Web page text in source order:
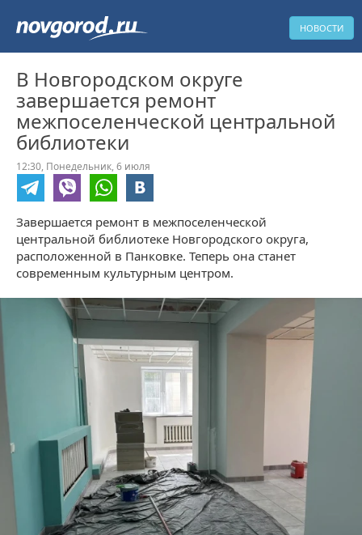
НОВОСТИ
В Новгородском округе
завершается ремонт
межпоселенческой центральной
библиотеки
12:30, Понедельник, 6 июля
Завершается ремонт в межпоселенческой
центральной библиотеке Новгородского округа,
расположенной в Панковке. Теперь она станет
современным культурным центром.